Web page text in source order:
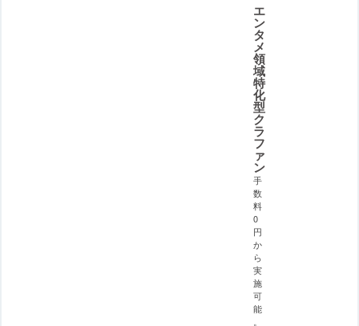
エ
ン
タ
メ
領
域
特
化
型
ク
ラ
フ
ァ
ン
手
数
料
0
円
か
ら
実
施
可
能